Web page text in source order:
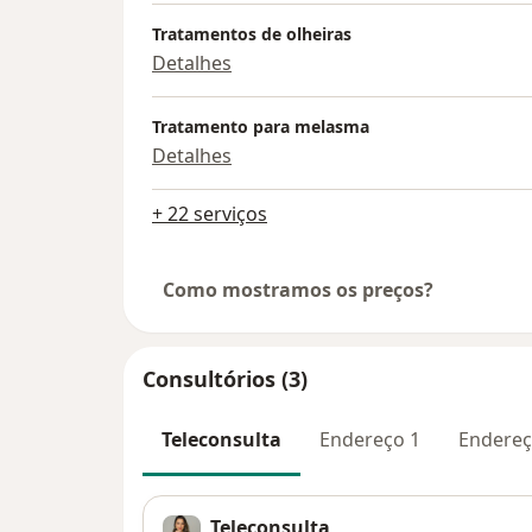
Tratamentos de olheiras
Detalhes
Tratamento para melasma
Detalhes
+ 22 serviços
Como mostramos os preços?
Consultórios (3)
Teleconsulta Endereço 1